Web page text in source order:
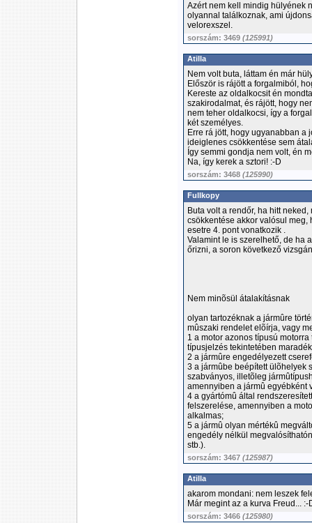
Azért nem kell mindig hülyének
olyannal találkoznak, ami
velorexszel.
sorszám: 3469 (125991)
Atilla
Nem volt buta, láttam én már
Először is rájött a forgalmiból,
Kereste az oldalkocsit én
szakirodalmat, és rájött, hogy
nem teher oldalkocsi, így a
két személyes.
Erre rá jött, hogy ugyanabban
ideiglenes csökkentése sem
Így semmi gondja nem volt, én
Na, így kerek a sztori! :-D
sorszám: 3468 (125990)
Fullkopy
Buta volt a rendőr, ha hitt
csökkentése akkor valósul meg,
esetre 4. pont vonatkozik .
Valamint le is szerelhető, de ha
őrizni, a soron következő
Nem minõsül átalakításnak
olyan tartozéknak a jármûre
mûszaki rendelet elõírja, vagy
1 a motor azonos típusú
típusjelzés tekintetében
2 a jármûre engedélyezett
3 a jármûbe beépített ülõhelyek
szabványos, illetõleg
amennyiben a jármû egyébként
4 a gyártómû által
felszerelése, amennyiben a
alkalmas;
5 a jármû olyan mértékû
engedély nélkül
stb.).
sorszám: 3467 (125987)
Atilla
akarom mondani: nem leszek
Már megint az a kurva Freud... :-
sorszám: 3466 (125980)